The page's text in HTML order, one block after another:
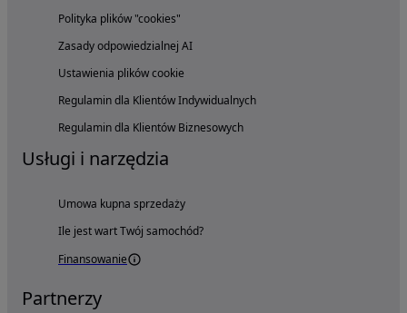
Polityka plików "cookies"
Zasady odpowiedzialnej AI
Ustawienia plików cookie
Regulamin dla Klientów Indywidualnych
Regulamin dla Klientów Biznesowych
Usługi i narzędzia
Umowa kupna sprzedaży
Ile jest wart Twój samochód?
Finansowanie
Partnerzy